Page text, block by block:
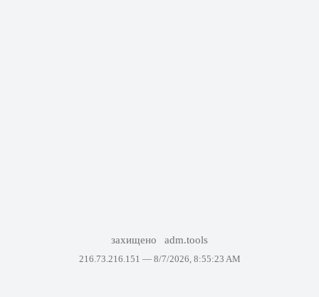
захищено adm.tools
216.73.216.151 — 8/7/2026, 8:55:23 AM